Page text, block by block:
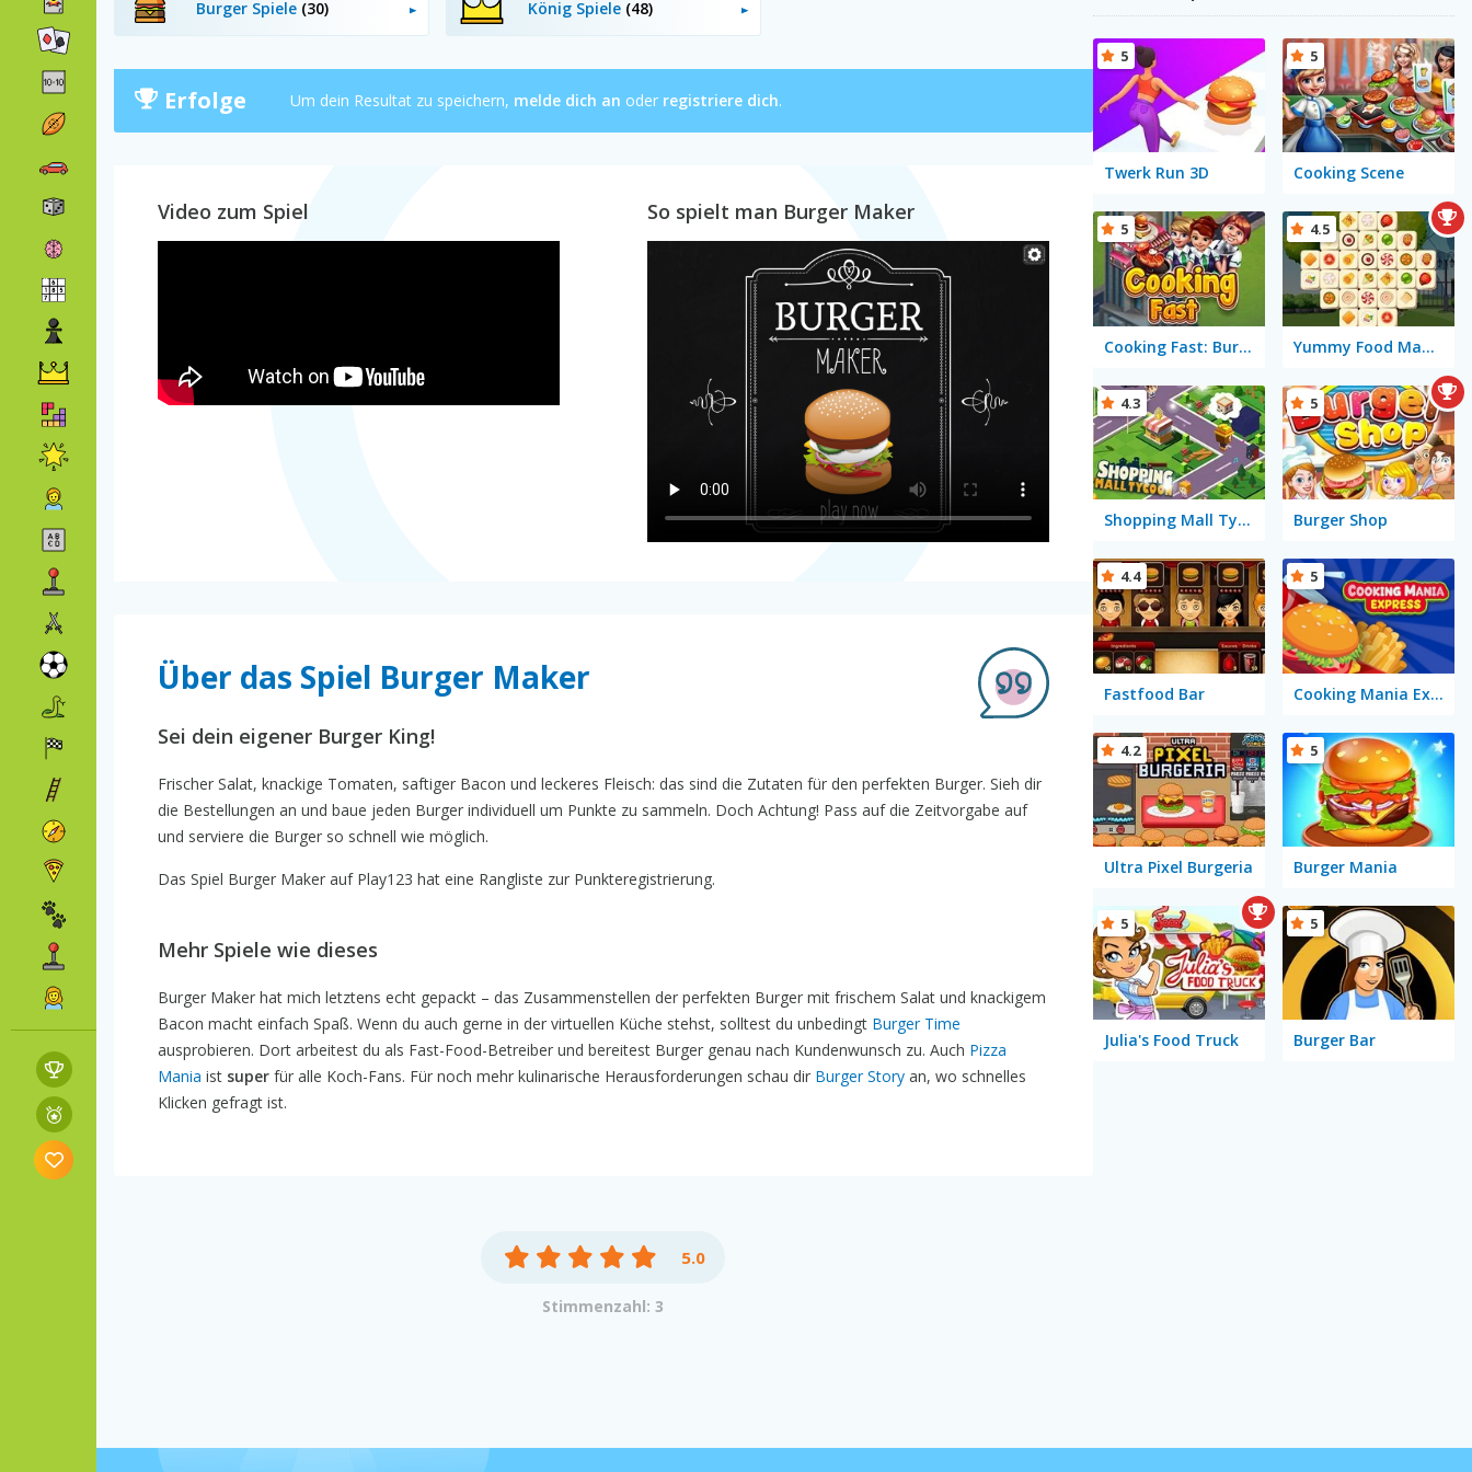
Burger Spiele (30) König Spiele (48)
Erfolge Um dein Resultat zu speichern, melde dich an oder registriere dich.
Video zum Spiel So spielt man Burger Maker
Über das Spiel Burger Maker
Sei dein eigener Burger King!
Frischer Salat, knackige Tomaten, saftiger Bacon und leckeres Fleisch: das sind die Zutaten für den perfekten Burger. Sieh dir
die Bestellungen an und baue jeden Burger individuell um Punkte zu sammeln. Doch Achtung! Pass auf die Zeitvorgabe auf
und serviere die Burger so schnell wie möglich.
Das Spiel Burger Maker auf Play123 hat eine Rangliste zur Punkteregistrierung.
Mehr Spiele wie dieses
Burger Maker hat mich letztens echt gepackt – das Zusammenstellen der perfekten Burger mit frischem Salat und knackigem
Bacon macht einfach Spaß. Wenn du auch gerne in der virtuellen Küche stehst, solltest du unbedingt Burger Time
ausprobieren. Dort arbeitest du als Fast-Food-Betreiber und bereitest Burger genau nach Kundenwunsch zu. Auch Pizza
Mania ist super für alle Koch-Fans. Für noch mehr kulinarische Herausforderungen schau dir Burger Story an, wo schnelles
Klicken gefragt ist.
5.0
Stimmenzahl: 3
Twerk Run 3D
5
Cooking Scene
5
Cooking Fast: Burger & Hotdog
5
Yummy Food Mahjong
4.5
Shopping Mall Tycoon
4.3
Burger Shop
5
Fastfood Bar
4.4
Cooking Mania Express
5
Ultra Pixel Burgeria
4.2
Burger Mania
5
Julia's Food Truck
5
Burger Bar
5